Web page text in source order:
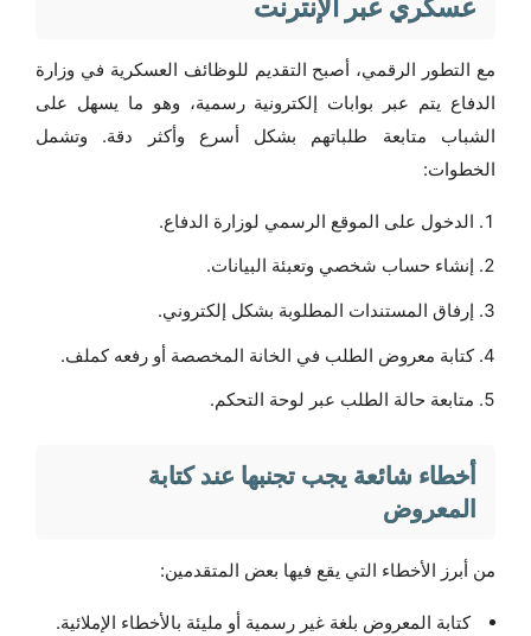
عسكري عبر الإنترنت
مع التطور الرقمي، أصبح التقديم للوظائف العسكرية في وزارة
الدفاع يتم عبر بوابات إلكترونية رسمية، وهو ما يسهل على
الشباب متابعة طلباتهم بشكل أسرع وأكثر دقة. وتشمل
الخطوات:
الدخول على الموقع الرسمي لوزارة الدفاع.
إنشاء حساب شخصي وتعبئة البيانات.
إرفاق المستندات المطلوبة بشكل إلكتروني.
كتابة معروض الطلب في الخانة المخصصة أو رفعه كملف.
متابعة حالة الطلب عبر لوحة التحكم.
أخطاء شائعة يجب تجنبها عند كتابة
المعروض
من أبرز الأخطاء التي يقع فيها بعض المتقدمين:
كتابة المعروض بلغة غير رسمية أو مليئة بالأخطاء الإملائية.